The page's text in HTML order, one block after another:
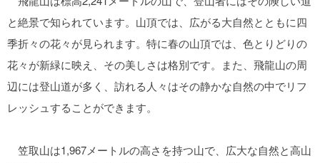
と絶景で知られています。山頂では、広がる大自然とともに四
季折々の花々が見られます。特に春の山頂では、色とりどりの
花々が新緑に映え、その美しさは格別です。また、飛龍山の周
辺には登山道が多く、訪れる人々はその静かな自然の中でリフ
レッシュすることができます。
笠取山は1,967メートルの高さを持つ山で、広大な自然と高山